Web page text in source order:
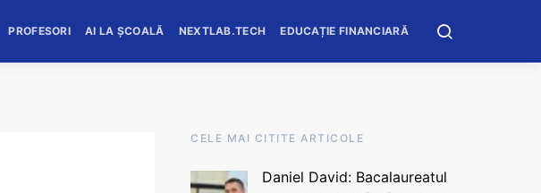
PROFESORI AI LA ȘCOALĂ NEXTLAB.TECH EDUCAȚIE FINANCIARĂ
CELE MAI CITITE ARTICOLE
Daniel David: Bacalaureatul